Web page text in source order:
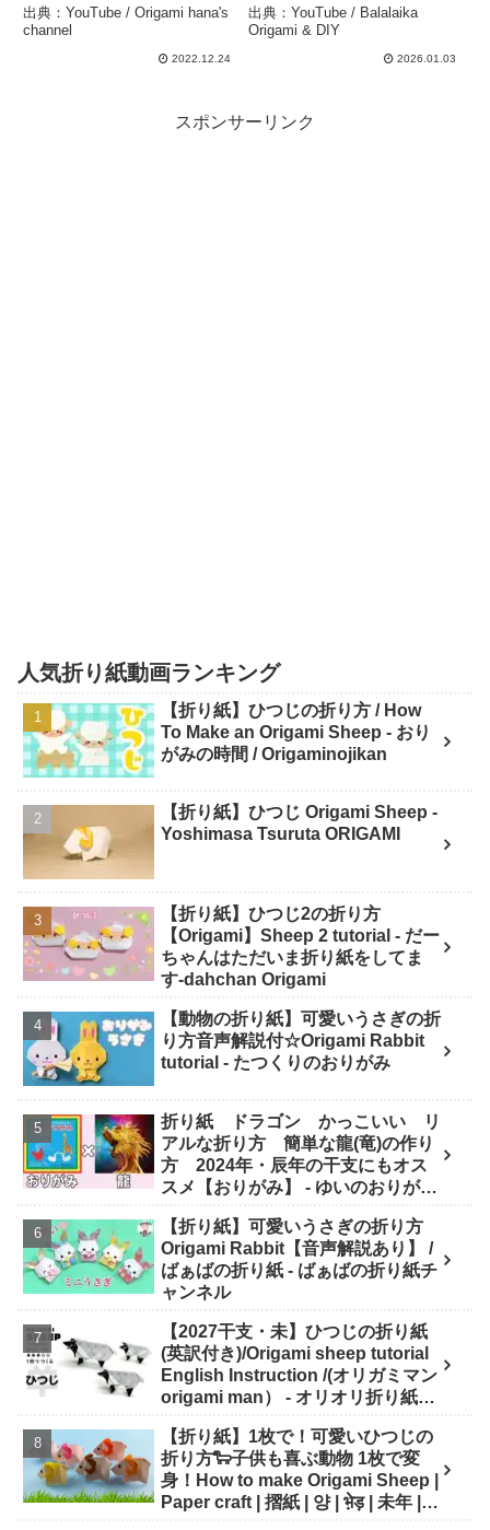
make cute paper Rabbit
종이접기 토끼 干支 折
纸小兔子 新年快乐 DIY
出典：YouTube / Origami hana's
channel
2022.12.24
Balalaika Origami & DIY
出典：YouTube / Balalaika
Origami & DIY
2026.01.03
スポンサーリンク
人気折り紙動画ランキング
【折り紙】ひつじの折り方 / How
To Make an Origami Sheep - おり
がみの時間 / Origaminojikan
【折り紙】ひつじ Origami Sheep -
Yoshimasa Tsuruta ORIGAMI
【折り紙】ひつじ2の折り方
【Origami】Sheep 2 tutorial - だー
ちゃんはただいま折り紙をしてま
す-dahchan Origami
【動物の折り紙】可愛いうさぎの折
り方音声解説付☆Origami Rabbit
tutorial - たつくりのおりがみ
折り紙 ドラゴン かっこいい リ
アルな折り方 簡単な龍(竜)の作り
方 2024年・辰年の干支にもオス
スメ【おりがみ】 - ゆいのおりがみ
【折り紙】可愛いうさぎの折り方
Origami Rabbit【音声解説あり】 /
ばぁばの折り紙 - ばぁばの折り紙チ
ャンネル
【2027干支・未】ひつじの折り紙
(英訳付き)/Origami sheep tutorial
English Instruction /(オリガミマン
origami man） - オリオリ折り紙マ
房あらき)
【折り紙】1枚で！可愛いひつじの
折り方🐑子供も喜ぶ動物 1枚で変
身！How to make Origami Sheep |
Paper craft | 摺紙 | 양 | भे़ड़ | 未年 |